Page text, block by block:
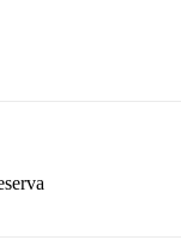
necesaria